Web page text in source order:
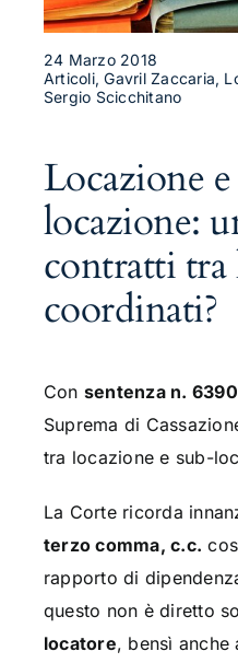
24 Marzo 2018
Articoli, Gavril Zaccaria,
Sergio Scicchitano
Locazione
locazione:
contratti
coordinati?
Con sentenza n. 6390
Suprema di
tra locazione e sub-
La Corte ricorda
terzo comma, c.c.
rapporto di
questo non è diretto
locatore, bensì anche